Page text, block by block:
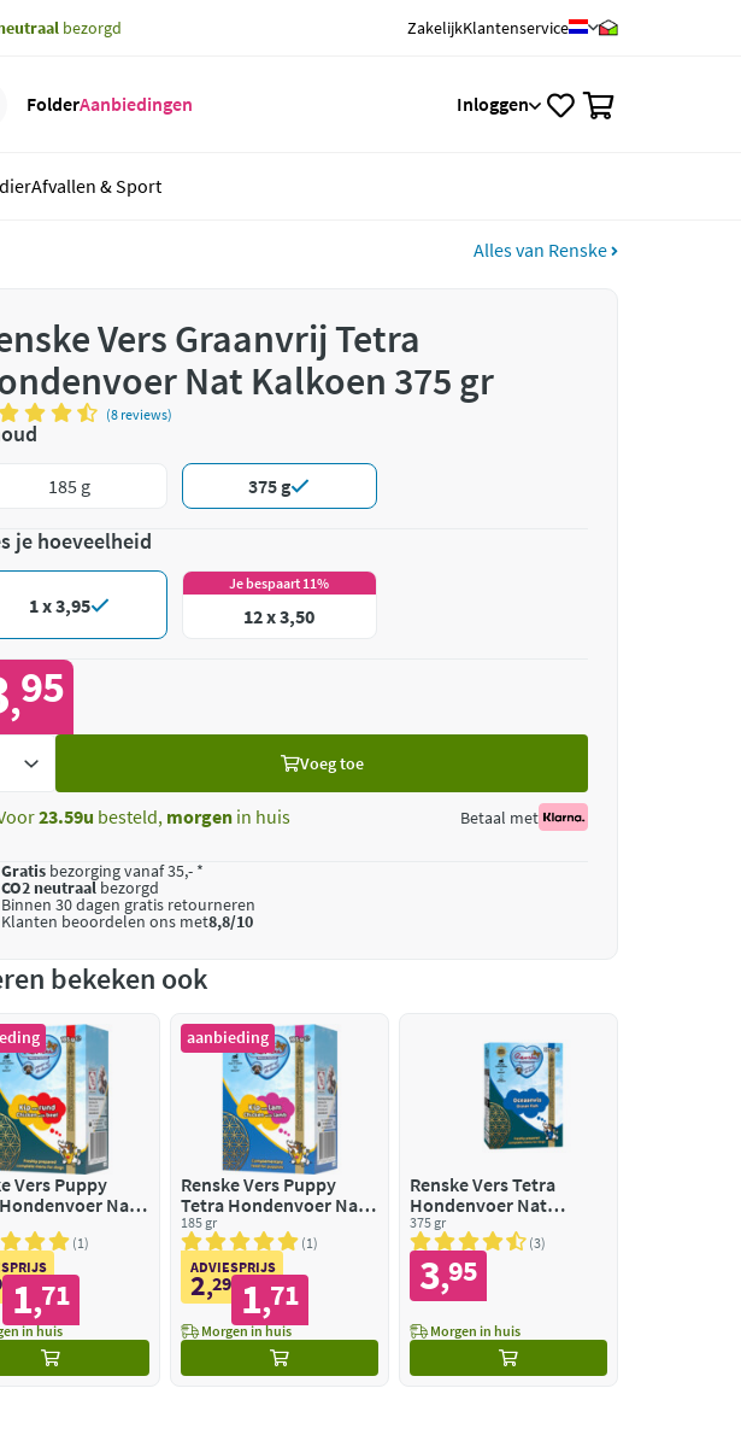
bezorgd ZakelijkKlantenservice
FolderAanbiedingen Inloggen
Afvallen & Sport
Alles van Renske
Vers Graanvrij Tetra
Nat Kalkoen 375 gr
(8 reviews)
185 g 375 g
je hoeveelheid
1 x 3,95
Je bespaart 11%
12 x 3,50
,95
Voeg toe
23.59u besteld, morgen in huis Betaal met
Gratis bezorging vanaf 35,- *
CO2 neutraalbezorgd
Binnen 30 dagen gratis retourneren
Klanten beoordelen ons met8,8/10
bekeken ook
Vers Puppy
Nat
Rund
1
1,71
in huis
aanbieding
Renske Vers Puppy
Tetra Hondenvoer Nat
Kip met Lam
185 gr
1
ADVIESPRIJS
2,29 1,71
Morgen in huis
Renske Vers Tetra
Hondenvoer Nat
Oceaanvis
375 gr
3
3,95
Morgen in huis